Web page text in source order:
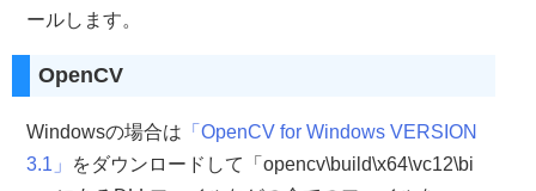
ールします。
OpenCV
Windowsの場合は 「OpenCV for Windows VERSION
3.1」
をダウンロードして「opencv\build\x64\vc12\bi